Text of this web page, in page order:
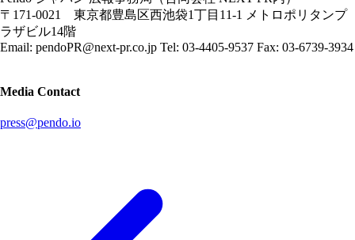
〒171-0021 東京都豊島区西池袋1丁目11-1 メトロポリタンプ
ラザビル14階
Email: pendoPR@next-pr.co.jp Tel: 03-4405-9537 Fax: 03-6739-3934
Media Contact
press@pendo.io